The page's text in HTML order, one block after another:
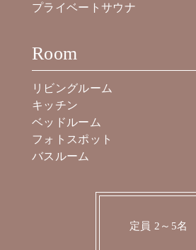
プライベートサウナ
Room
リビングルーム
キッチン
ベッドルーム
フォトスポット
バスルーム
定員 2～5名